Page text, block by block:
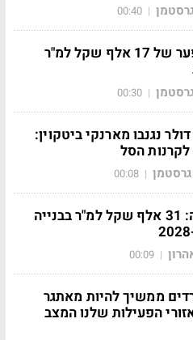
|
00:40
יד אליהו: פער של 17 אלף שקל למ"ר
|
00:30
דולר נגנבו מארנקי ביטקוין:
הסל
גרסטמן |
00:08
נחלת יהודה: 31 אלף שקל למ"ר בבנייה
|
00:09
ממשיך להיות מאתגר
הפעילות שלנו המצב